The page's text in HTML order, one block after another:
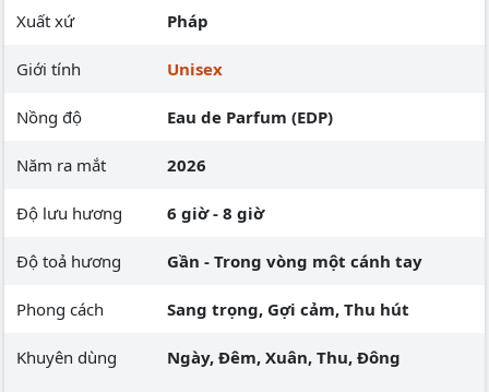
Xuất xứ Pháp
Giới tính Unisex
Nồng độ Eau de Parfum (EDP)
Năm ra mắt 2026
Độ lưu hương 6 giờ - 8 giờ
Độ toả hương Gần - Trong vòng một cánh tay
Phong cách Sang trọng, Gợi cảm, Thu hút
Khuyên dùng Ngày, Đêm, Xuân, Thu, Đông